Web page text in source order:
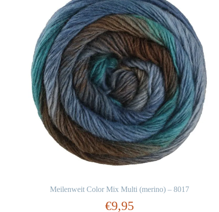
Meilenweit Color Mix Multi (merino) – 8017
€9,95